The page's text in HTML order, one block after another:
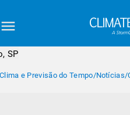
SP
Clima e Previsão do Tempo/Notícias/